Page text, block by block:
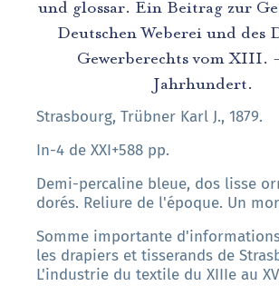
und glossar. Ein Beitrag zur
Deutschen Weberei und des
Gewerberechts vom XIII.
Jahrhundert.
Strasbourg, Trübner Karl J., 1879.
In-4 de XXI+588 pp.
Demi-percaline bleue, dos lisse
dorés. Reliure de l'époque. Un
Somme importante
les drapiers et tisserands de
L'industrie du textile du XIIIe au